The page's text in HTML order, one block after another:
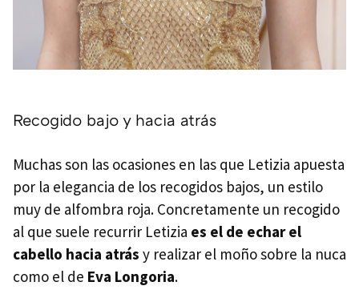
Recogido bajo y hacia atrás
Muchas son las ocasiones en las que Letizia apuesta
por la elegancia de los recogidos bajos, un estilo
muy de alfombra roja. Concretamente un recogido
al que suele recurrir Letizia es el de echar el
cabello hacia atrás y realizar el moño sobre la nuca
como el de Eva Longoria.